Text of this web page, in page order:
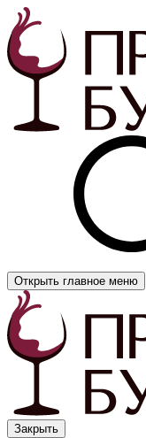
Открыть главное меню
Закрыть